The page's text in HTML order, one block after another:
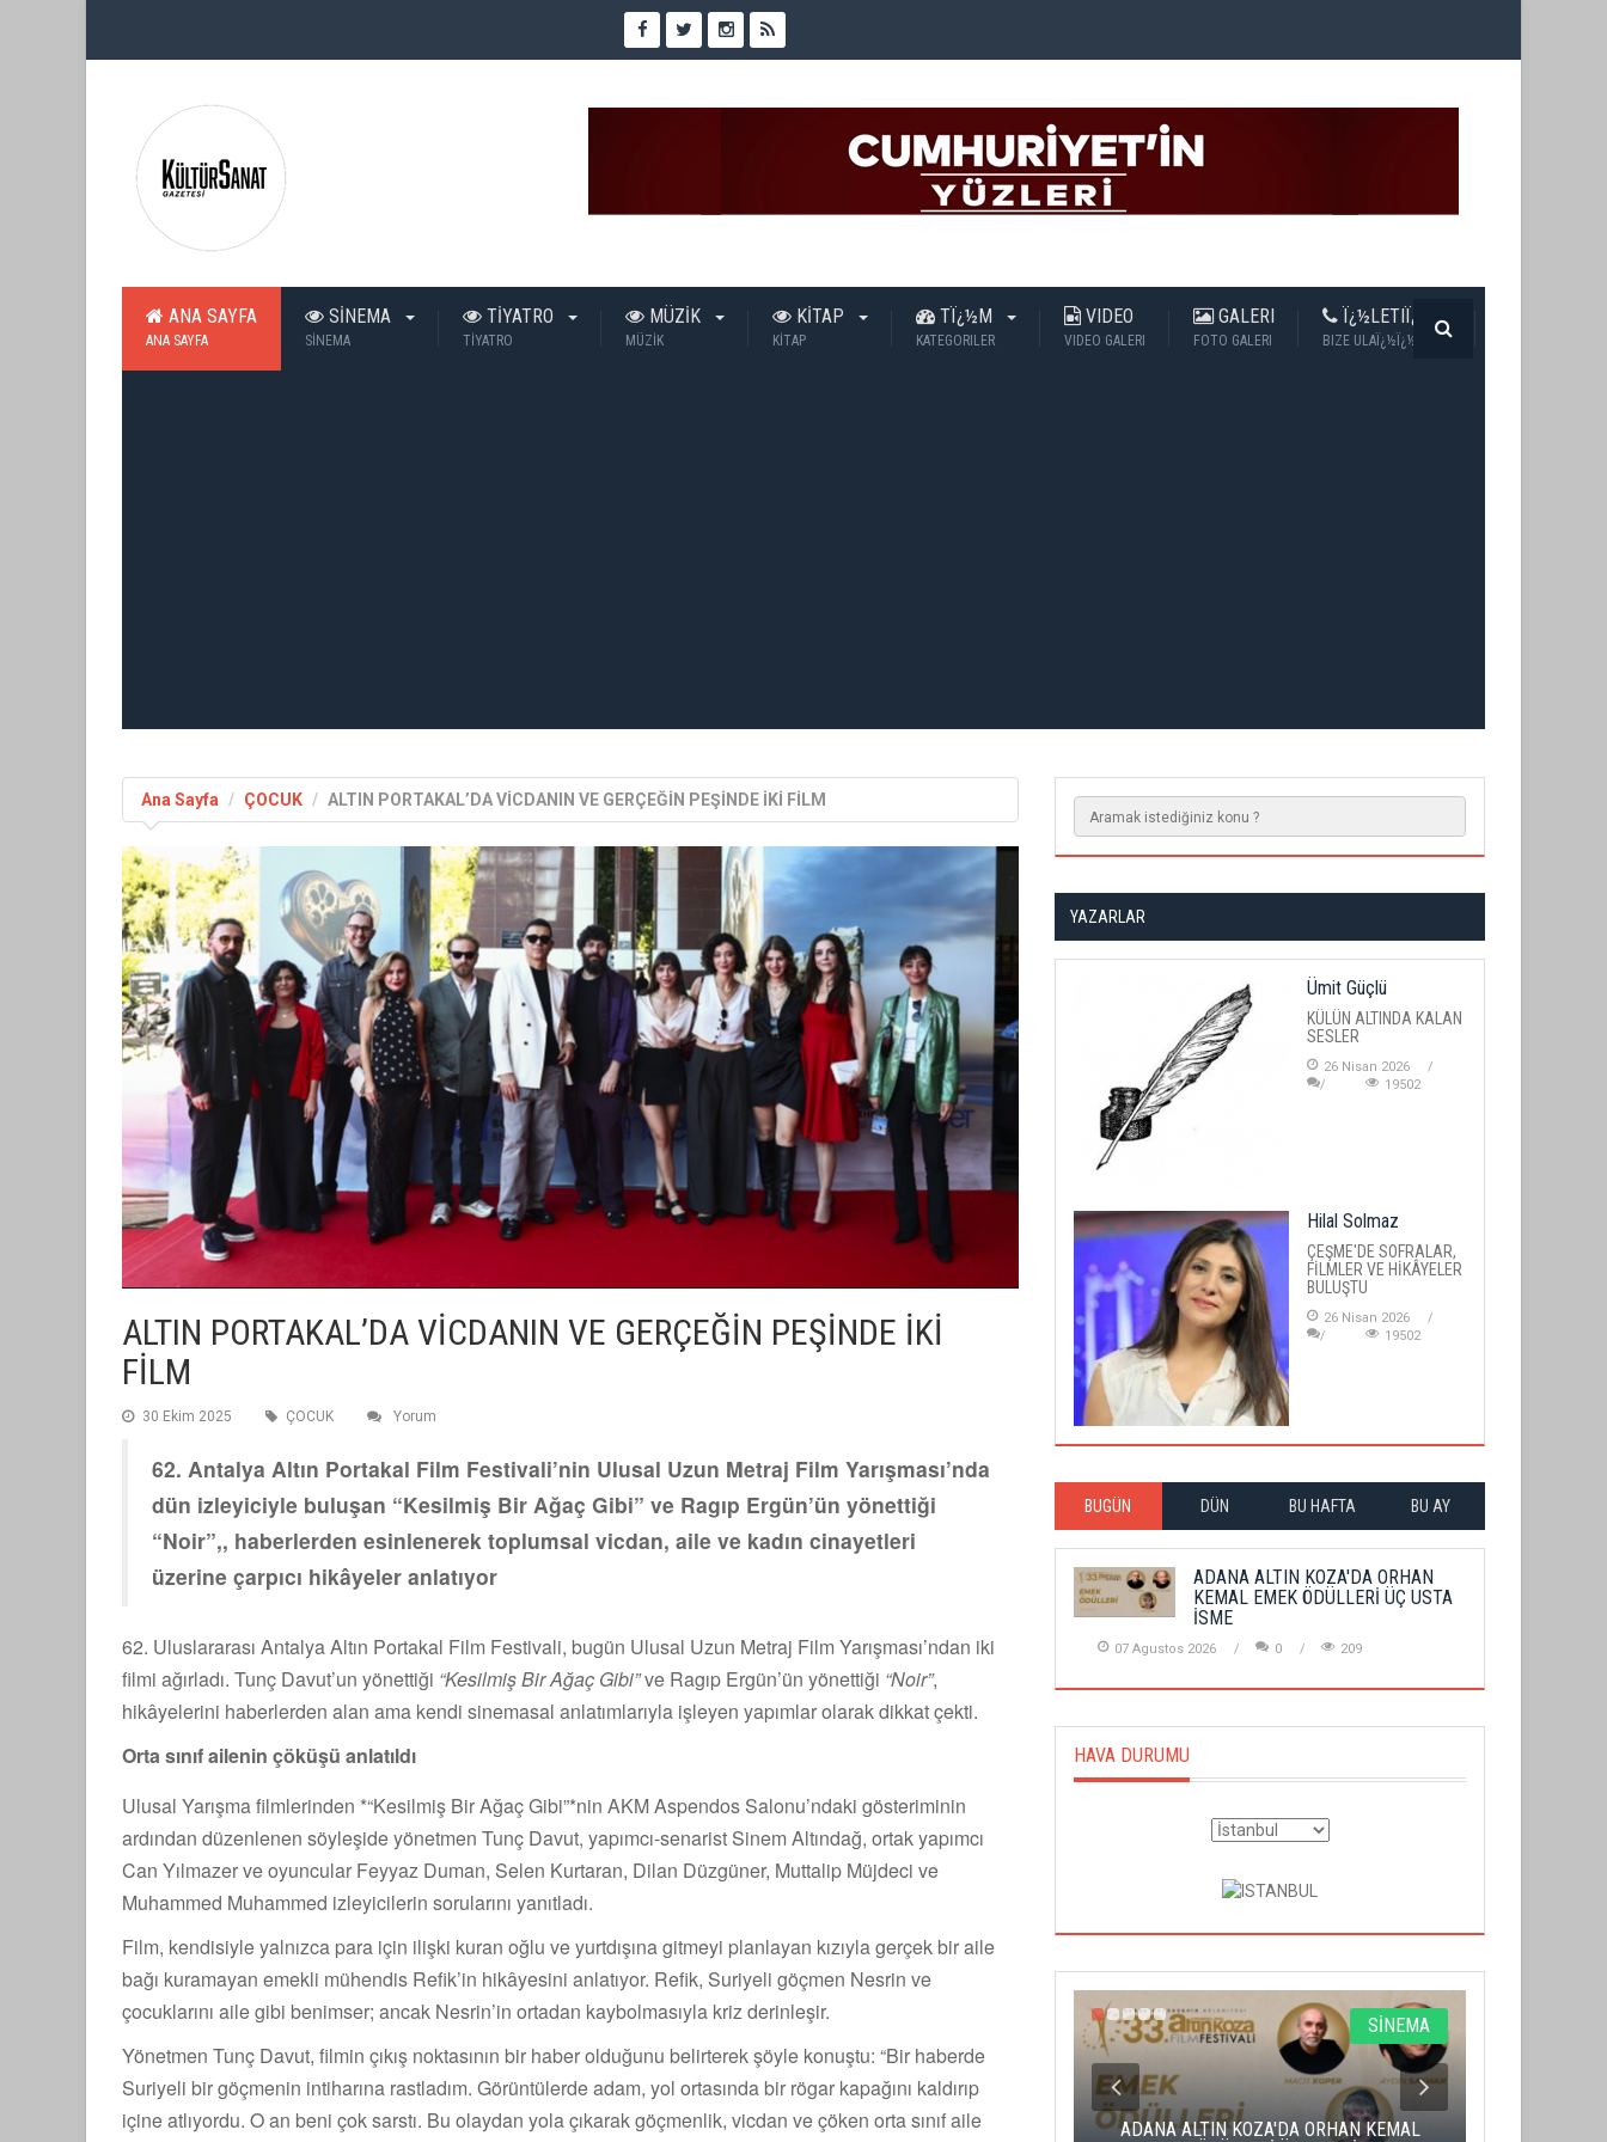
ANA SAYFA
ANA SAYFA
SİNEMA
SİNEMA
TİYATRO
TİYATRO
MÜZİK
MÜZİK
KİTAP
KİTAP
TÏ¿½M
KATEGORILER
VIDEO
VIDEO GALERI
GALERI
FOTO GALERI
Ï¿½LETIÏ¿½IM
BIZE ULAÏ¿½Ï¿½N
Ana Sayfa ÇOCUK ALTIN PORTAKAL’DA VİCDANIN VE GERÇEĞİN PEŞİNDE İKİ FİLM
ALTIN PORTAKAL’DA VİCDANIN VE GERÇEĞİN PEŞİNDE İKİ
FİLM
30 Ekim 2025 ÇOCUK Yorum
62. Antalya Altın Portakal Film Festivali’nin Ulusal Uzun Metraj Film Yarışması’nda
dün izleyiciyle buluşan “Kesilmiş Bir Ağaç Gibi” ve Ragıp Ergün’ün yönettiği
“Noir”,, haberlerden esinlenerek toplumsal vicdan, aile ve kadın cinayetleri
üzerine çarpıcı hikâyeler anlatıyor
62. Uluslararası Antalya Altın Portakal Film Festivali, bugün Ulusal Uzun Metraj Film Yarışması’ndan iki
filmi ağırladı. Tunç Davut’un yönettiği “Kesilmiş Bir Ağaç Gibi”ve Ragıp Ergün’ün yönettiği “Noir”,
hikâyelerini haberlerden alan ama kendi sinemasal anlatımlarıyla işleyen yapımlar olarak dikkat çekti.
Orta sınıf ailenin çöküşü anlatıldı
Ulusal Yarışma filmlerinden *“Kesilmiş Bir Ağaç Gibi”*nin AKM Aspendos Salonu’ndaki gösteriminin
ardından düzenlenen söyleşide yönetmen Tunç Davut, yapımcı-senarist Sinem Altındağ, ortak yapımcı
Can Yılmazer ve oyuncular Feyyaz Duman, Selen Kurtaran, Dilan Düzgüner, Muttalip Müjdeci ve
Muhammed Muhammed izleyicilerin sorularını yanıtladı.
Film, kendisiyle yalnızca para için ilişki kuran oğlu ve yurtdışına gitmeyi planlayan kızıyla gerçek bir aile
bağı kuramayan emekli mühendis Refik’in hikâyesini anlatıyor. Refik, Suriyeli göçmen Nesrin ve
çocuklarını aile gibi benimser; ancak Nesrin’in ortadan kaybolmasıyla kriz derinleşir.
Yönetmen Tunç Davut, filmin çıkış noktasının bir haber olduğunu belirterek şöyle konuştu: “Bir haberde
Suriyeli bir göçmenin intiharına rastladım. Görüntülerde adam, yol ortasında bir rögar kapağını kaldırıp
içine atlıyordu. O an beni çok sarstı. Bu olaydan yola çıkarak göçmenlik, vicdan ve çöken orta sınıf aile
YAZARLAR
Ümit Güçlü
KÜLÜN ALTINDA KALAN
SESLER
26 Nisan 2026
19502
Hilal Solmaz
ÇEŞME'DE SOFRALAR,
FİLMLER VE HİKÂYELER
BULUŞTU
26 Nisan 2026
19502
BUGÜN DÜN BU HAFTA BU AY
ADANA ALTIN KOZA'DA ORHAN
KEMAL EMEK ÖDÜLLERİ ÜÇ USTA
İSME
07 Agustos 2026 0 209
HAVA DURUMU
ALTIN KOZA'NIN ONUR ÖDÜLLERİ FERZAN
SİNEMA
ADANA ALTIN KOZA'DA ORHAN KEMAL